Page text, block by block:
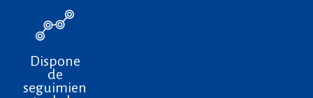
Dispone
de
seguimien